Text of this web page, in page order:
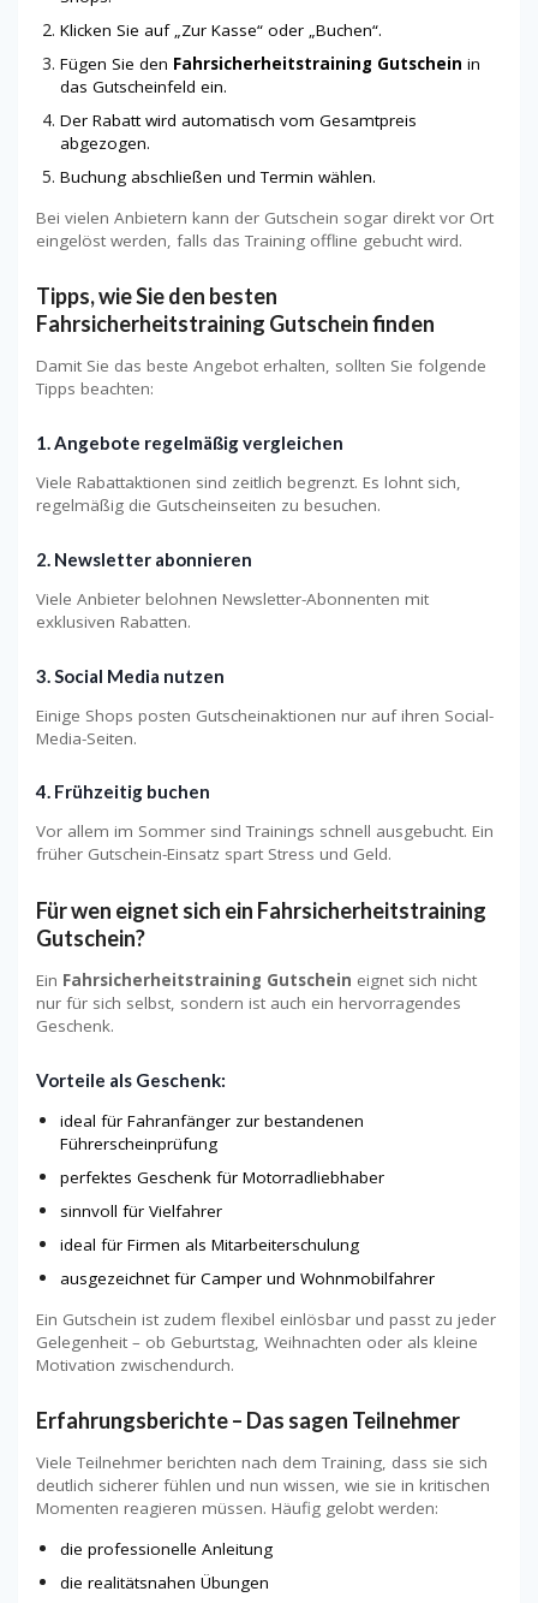
Klicken Sie auf „Zur Kasse“ oder „Buchen“.
Fügen Sie den Fahrsicherheitstraining Gutschein in
das Gutscheinfeld ein.
Der Rabatt wird automatisch vom Gesamtpreis
abgezogen.
Buchung abschließen und Termin wählen.
Bei vielen Anbietern kann der Gutschein sogar direkt vor Ort
eingelöst werden, falls das Training offline gebucht wird.
Tipps, wie Sie den besten
Fahrsicherheitstraining Gutschein finden
Damit Sie das beste Angebot erhalten, sollten Sie folgende
Tipps beachten:
1. Angebote regelmäßig vergleichen
Viele Rabattaktionen sind zeitlich begrenzt. Es lohnt sich,
regelmäßig die Gutscheinseiten zu besuchen.
2. Newsletter abonnieren
Viele Anbieter belohnen Newsletter-Abonnenten mit
exklusiven Rabatten.
3. Social Media nutzen
Einige Shops posten Gutscheinaktionen nur auf ihren Social-
Media-Seiten.
4. Frühzeitig buchen
Vor allem im Sommer sind Trainings schnell ausgebucht. Ein
früher Gutschein-Einsatz spart Stress und Geld.
Für wen eignet sich ein Fahrsicherheitstraining
Gutschein?
Ein Fahrsicherheitstraining Gutschein eignet sich nicht
nur für sich selbst, sondern ist auch ein hervorragendes
Geschenk.
Vorteile als Geschenk:
ideal für Fahranfänger zur bestandenen
Führerscheinprüfung
perfektes Geschenk für Motorradliebhaber
sinnvoll für Vielfahrer
ideal für Firmen als Mitarbeiterschulung
ausgezeichnet für Camper und Wohnmobilfahrer
Ein Gutschein ist zudem flexibel einlösbar und passt zu jeder
Gelegenheit – ob Geburtstag, Weihnachten oder als kleine
Motivation zwischendurch.
Erfahrungsberichte – Das sagen Teilnehmer
Viele Teilnehmer berichten nach dem Training, dass sie sich
deutlich sicherer fühlen und nun wissen, wie sie in kritischen
Momenten reagieren müssen. Häufig gelobt werden:
die professionelle Anleitung
die realitätsnahen Übungen